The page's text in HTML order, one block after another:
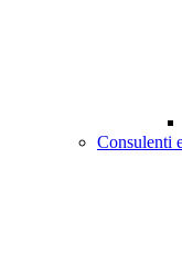
Consulenti